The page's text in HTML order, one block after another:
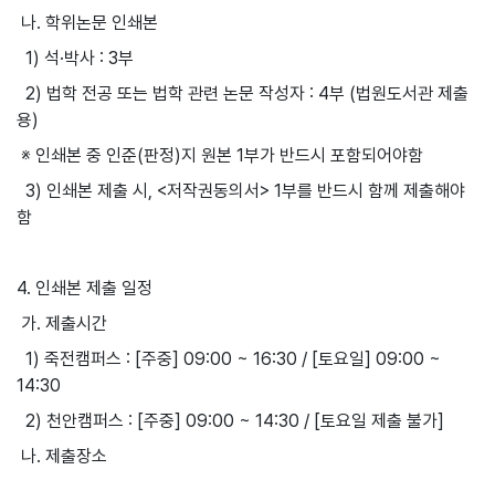
나. 학위논문 인쇄본
1) 석·박사 : 3부
2) 법학 전공 또는 법학 관련 논문 작성자 : 4부 (법원도서관 제출
용)
※ 인쇄본 중 인준(판정)지 원본 1부가 반드시 포함되어야함
3) 인쇄본 제출 시, <저작권동의서> 1부를 반드시 함께 제출해야
함
4. 인쇄본 제출 일정
가. 제출시간
1) 죽전캠퍼스 : [주중] 09:00 ~ 16:30 / [토요일] 09:00 ~
14:30
2) 천안캠퍼스 : [주중] 09:00 ~ 14:30 / [토요일 제출 불가]
나. 제출장소